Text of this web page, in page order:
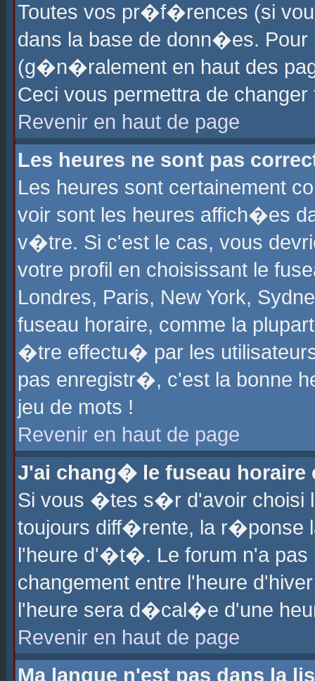
Toutes vos pr�f�rences (si
dans la base de donn�es.
(g�n�ralement en haut des
Ceci vous permettra de
Revenir en haut de page
Les heures ne sont pas
Les heures sont certainement
voir sont les heures affich�es
v�tre. Si c'est le cas, vous
votre profil en choisissant le
Londres, Paris, New York,
fuseau horaire, comme la
�tre effectu� par les
pas enregistr�, c'est la bonne
jeu de mots !
Revenir en haut de page
J'ai chang� le fuseau horaire
Si vous �tes s�r d'avoir choisi
toujours diff�rente, la r�ponse
l'heure d'�t�. Le forum n'a
changement entre l'heure
l'heure sera d�cal�e d'une
Revenir en haut de page
Ma langue n'est pas dans la